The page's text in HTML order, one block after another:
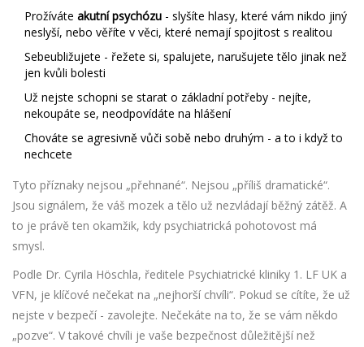
Prožíváte akutní psychózu - slyšíte hlasy, které vám nikdo jiný
neslyší, nebo věříte v věci, které nemají spojitost s realitou
Sebeubližujete - řežete si, spalujete, narušujete tělo jinak než
jen kvůli bolesti
Už nejste schopni se starat o základní potřeby - nejíte,
nekoupáte se, neodpovídáte na hlášení
Chováte se agresivně vůči sobě nebo druhým - a to i když to
nechcete
Tyto příznaky nejsou „přehnané“. Nejsou „příliš dramatické“.
Jsou signálem, že váš mozek a tělo už nezvládají běžný zátěž. A
to je právě ten okamžik, kdy psychiatrická pohotovost má
smysl.
Podle Dr. Cyrila Höschla, ředitele Psychiatrické kliniky 1. LF UK a
VFN, je klíčové nečekat na „nejhorší chvíli“. Pokud se cítíte, že už
nejste v bezpečí - zavolejte. Nečekáte na to, že se vám někdo
„pozve“. V takové chvíli je vaše bezpečnost důležitější než